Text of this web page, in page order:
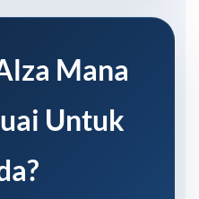
Mana
Untuk